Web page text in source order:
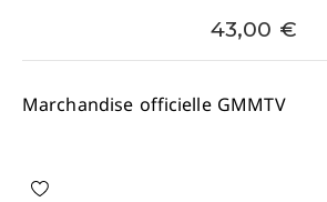
43,00 €
Marchandise officielle GMMTV